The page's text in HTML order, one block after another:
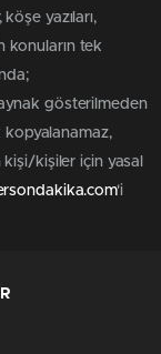
yazıları,
konuların tek
gösterilmeden
kopyalanamaz,
kişi/kişiler için yasal
'i